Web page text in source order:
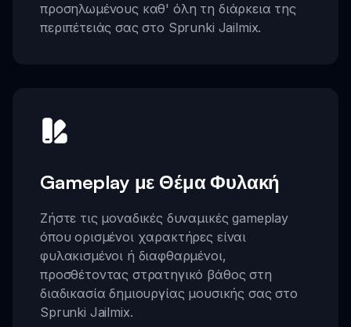
προσηλωμένους καθ' όλη τη διάρκεια της
περιπέτειάς σας στο Sprunki Jailmix.
Gameplay με Θέμα Φυλακή
Ζήστε τις μοναδικές δυναμικές gameplay
όπου ορισμένοι χαρακτήρες είναι
φυλακισμένοι ή διαφθαρμένοι,
προσθέτοντας στρατηγικό βάθος στη
διαδικασία δημιουργίας μουσικής σας στο
Sprunki Jailmix.